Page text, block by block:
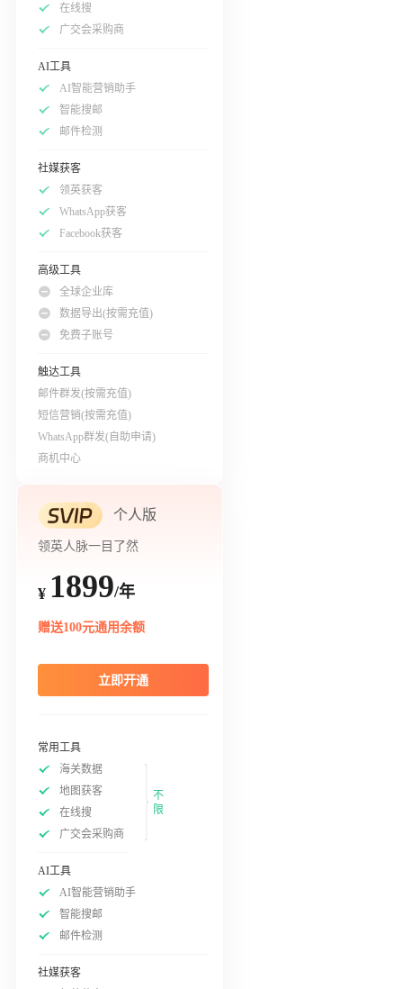
在线搜
广交会采购商
AI工具
AI智能营销助手
智能搜邮
邮件检测
社媒获客
领英获客
WhatsApp获客
Facebook获客
高级工具
全球企业库
数据导出(按需充值)
免费子账号
触达工具
邮件群发(按需充值)
短信营销(按需充值)
WhatsApp群发(自助申请)
商机中心
个人版
领英人脉一目了然
¥ 1899/年
赠送100元通用余额
立即开通
常用工具
海关数据
地图获客
在线搜
广交会采购商
不
限
AI工具
AI智能营销助手
智能搜邮
邮件检测
社媒获客